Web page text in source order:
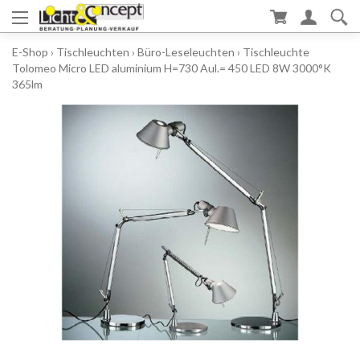
E-Shop › Tischleuchten › Büro-Leseleuchten › Tischleuchte
Tolomeo Micro LED aluminium H=730 Aul.= 450 LED 8W 3000°K
365lm